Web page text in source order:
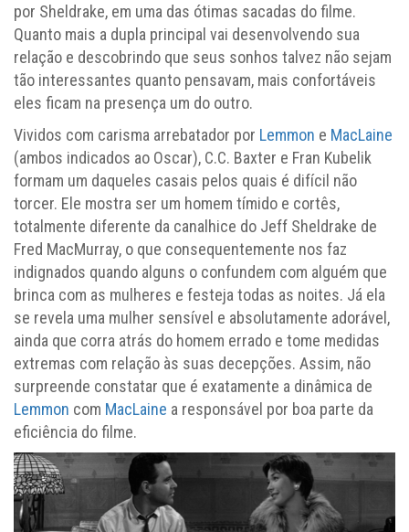
por Sheldrake, em uma das ótimas sacadas do filme.
Quanto mais a dupla principal vai desenvolvendo sua
relação e descobrindo que seus sonhos talvez não sejam
tão interessantes quanto pensavam, mais confortáveis
eles ficam na presença um do outro.
Vividos com carisma arrebatador por Lemmon e MacLaine
(ambos indicados ao Oscar), C.C. Baxter e Fran Kubelik
formam um daqueles casais pelos quais é difícil não
torcer. Ele mostra ser um homem tímido e cortês,
totalmente diferente da canalhice do Jeff Sheldrake de
Fred MacMurray, o que consequentemente nos faz
indignados quando alguns o confundem com alguém que
brinca com as mulheres e festeja todas as noites. Já ela
se revela uma mulher sensível e absolutamente adorável,
ainda que corra atrás do homem errado e tome medidas
extremas com relação às suas decepções. Assim, não
surpreende constatar que é exatamente a dinâmica de
Lemmon com MacLaine a responsável por boa parte da
eficiência do filme.